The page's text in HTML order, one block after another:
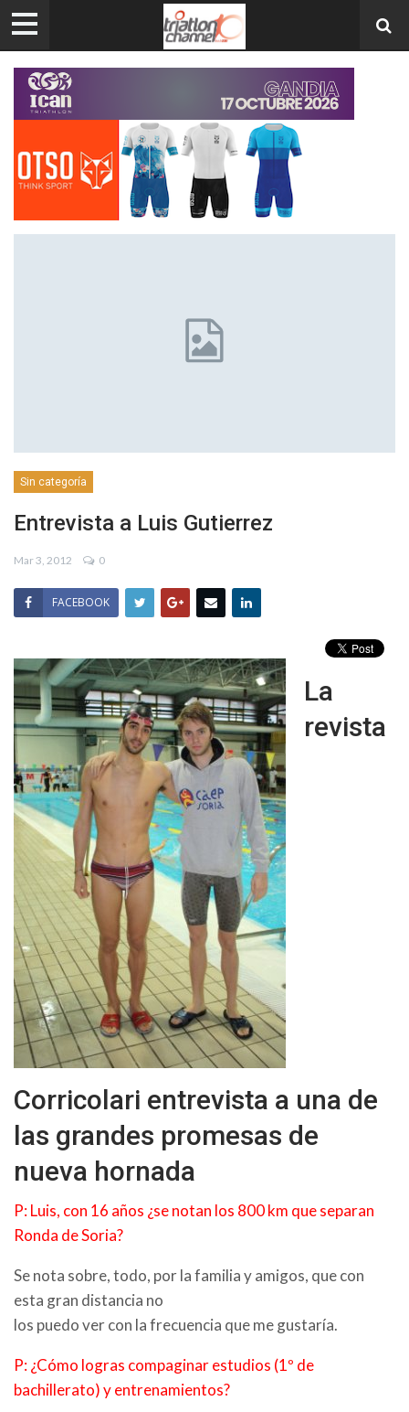
Sin categoría
Entrevista a Luis Gutierrez
Mar 3, 2012 0
FACEBOOK
La
revista
Corricolari entrevista a una de
las grandes promesas de
nueva hornada
P: Luis, con 16 años ¿se notan los 800 km que separan
Ronda de Soria?
Se nota sobre, todo, por la familia y amigos, que con
esta gran distancia no
los puedo ver con la frecuencia que me gustaría.
P: ¿Cómo logras compaginar estudios (1º de
bachillerato) y entrenamientos?